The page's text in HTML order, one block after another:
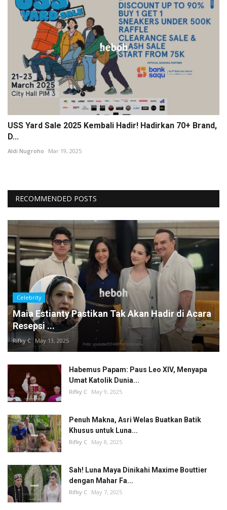
USS Yard Sale 2025 Kembali Hadir! Hadirkan 70+ Brand,
D...
Aldi Nugroho Mar 19, 2025
RECOMMENDED POSTS
Celebrity
Maia Estianty Pastikan Tak Akan Hadir di Acara
Resepsi ...
Rifky C May 13, 2025
Habemus Papam: Paus Leo XIV, Menyapa
Umat Katolik Dunia...
Rifky C May 9, 2025
Penuh Makna, Asri Welas Buatkan Batik
Khusus untuk Luna...
Rifky C May 8, 2025
Sah! Luna Maya Dinikahi Maxime Bouttier
dengan Mahar Fa...
Rifky C May 7, 2025